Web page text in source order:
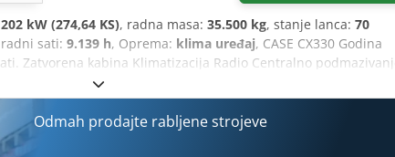
202 kW (274,64 KS), radna masa: 35.500 kg, stanje lanca: 70
sati: 9.139 h, Oprema: klima uređaj, CASE CX330 Godina
Zatvorena kabina Klimatizacija Radio Centralno
Dužina ruke: 3,30 m Kompletna hidraulička instalacija (za
lopata – širina 800 mm 1 x grablja – ispravna, potrebno je
Podne ploče, širina 600 mm Isuzu motor, snage 202 kW CE
x 3,40 m Radna težina: 35,5 t.
Odmah prodajte rabljene strojeve